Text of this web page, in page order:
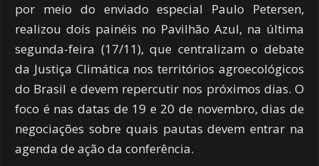
por meio do enviado especial Paulo Petersen,
realizou dois painéis no Pavilhão Azul, na última
segunda-feira (17/11), que centralizam o debate
da Justiça Climática nos territórios agroecológicos
do Brasil e devem repercutir nos próximos dias. O
foco é nas datas de 19 e 20 de novembro, dias de
negociações sobre quais pautas devem entrar na
agenda de ação da conferência.